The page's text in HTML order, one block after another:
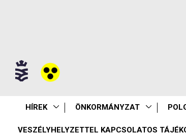
HÍREK ÖNKORMÁNYZAT
VESZÉLYHELYZETTEL KAPCSOLATOS